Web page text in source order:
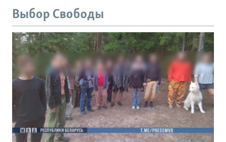
Выбор Свободы